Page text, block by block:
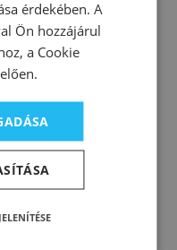
száradni.
számú Toplasur
bevonatrétegként a
a különleges UV-
külsőt adhatnak a
érdekében. A
Ön hozzájárul
a Cookie